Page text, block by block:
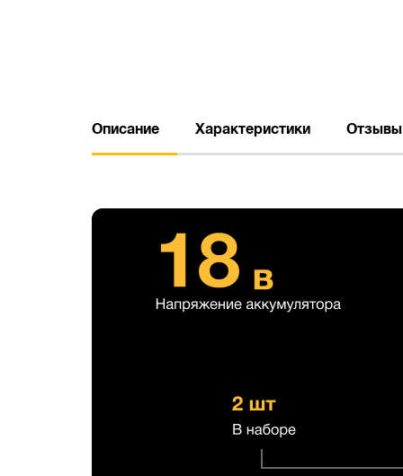
Описание Характеристики Отзывы